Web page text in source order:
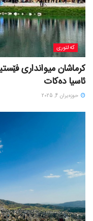
کەلتوری
کرماشان میوانداری
ئاسیا دەکات
حوزه‌یران 4, 2025